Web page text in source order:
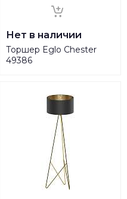
Нет в наличии
Торшер Eglo Chester
49386